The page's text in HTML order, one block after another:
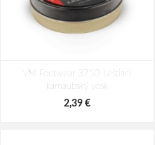
01 černá 32 L
62,79 €
VM Footwear 3750 Leštiaci
karnaubský vosk
2,39 €